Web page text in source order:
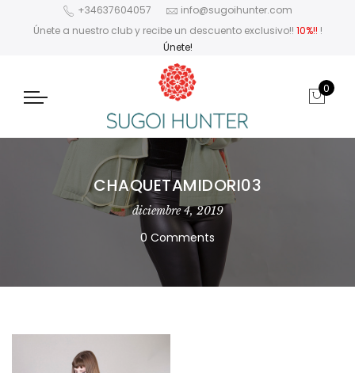
+34637604057
info@sugoihunter.com
Únete a nuestro club y recibe un descuento exclusivo!! 10%!! !
Únete!
0
CHAQUETAMIDORI03
diciembre 4, 2019
0 Comments